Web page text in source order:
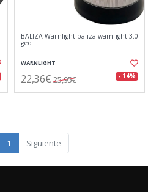
BALIZA Warnlight baliza warnlight 3.0
geo
WARNLIGHT
22,36€ 25,95€ - 14%
1 Siguiente